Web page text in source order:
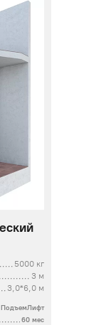
5000 кг
3 м
3,0*6,0 м
ПодъемЛифт
60 мес